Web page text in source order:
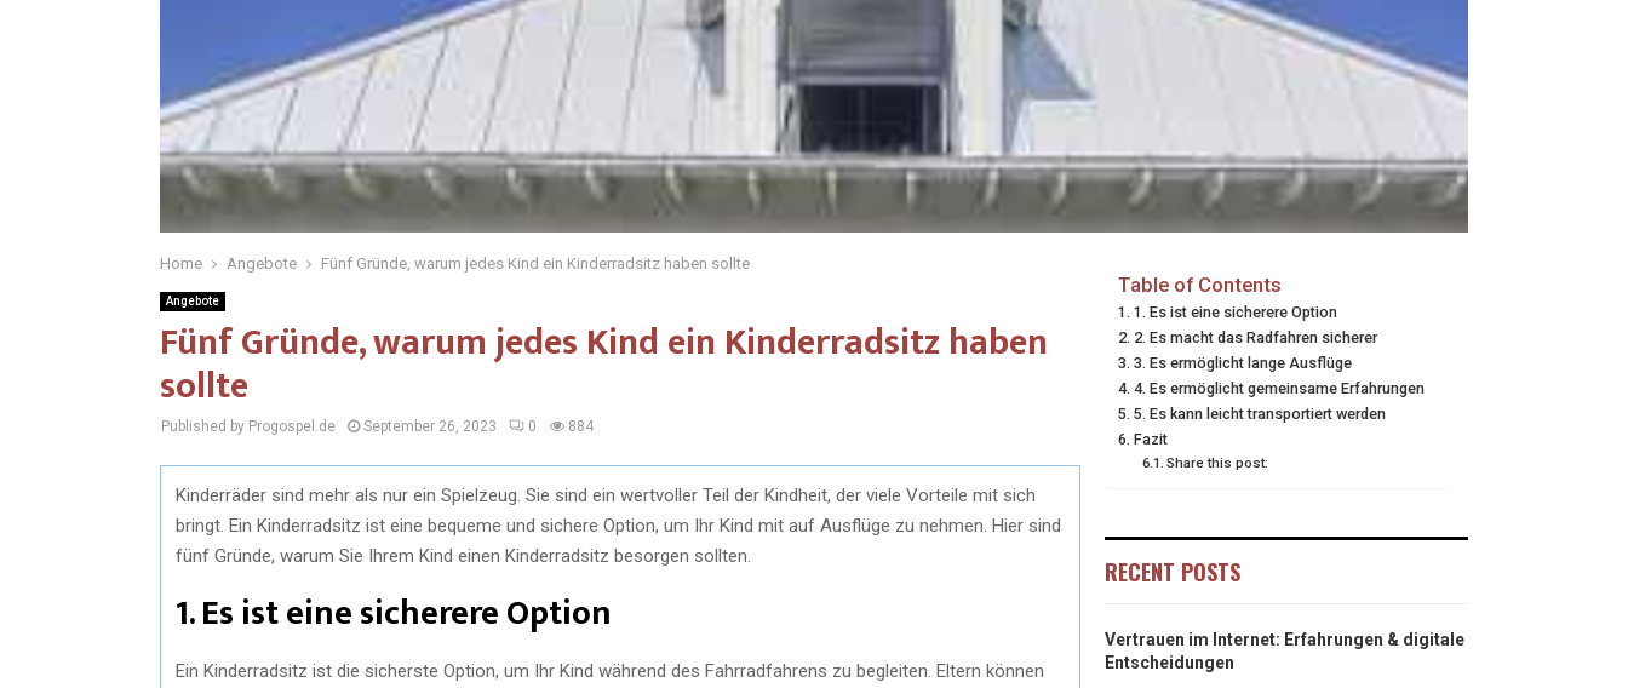
Home Angebote Fünf Gründe, warum jedes Kind ein Kinderradsitz haben sollte
Angebote
Fünf Gründe, warum jedes Kind ein Kinderradsitz haben
sollte
Published by Progospel.de September 26, 2023 0 884
Kinderräder sind mehr als nur ein Spielzeug. Sie sind ein wertvoller Teil der Kindheit, der viele Vorteile mit sich
bringt. Ein Kinderradsitz ist eine bequeme und sichere Option, um Ihr Kind mit auf Ausflüge zu nehmen. Hier sind
fünf Gründe, warum Sie Ihrem Kind einen Kinderradsitz besorgen sollten.
1. Es ist eine sicherere Option
Ein Kinderradsitz ist die sicherste Option, um Ihr Kind während des Fahrradfahrens zu begleiten. Eltern können
Table of Contents
1. Es ist eine sicherere Option
2. Es macht das Radfahren sicherer
3. Es ermöglicht lange Ausflüge
4. Es ermöglicht gemeinsame Erfahrungen
5. Es kann leicht transportiert werden
Fazit
Share this post:
RECENT POSTS
Vertrauen im Internet: Erfahrungen & digitale
Entscheidungen